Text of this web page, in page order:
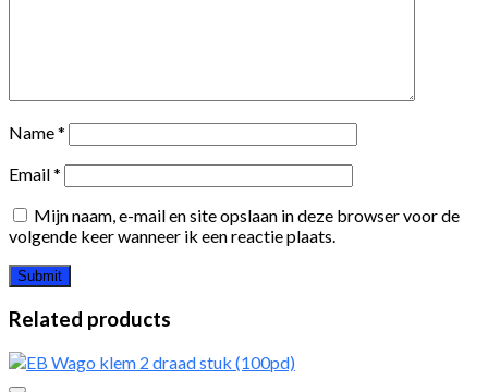
Name*
Email*
Mijn naam, e-mail en site opslaan in deze browser voor de
volgende keer wanneer ik een reactie plaats.
Related products